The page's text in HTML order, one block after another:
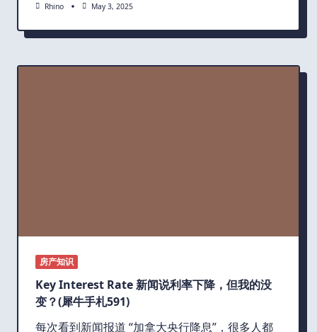
Rhino May 3, 2025
房产知识
Key Interest Rate 新闻说利率下降，但我的没
变？(犀牛手札591)
每次看到新闻报道 “加拿大央行降息”，很多人都